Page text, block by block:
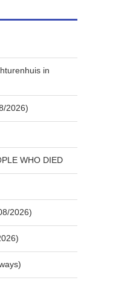
in
2026)
WHO DIED
2026)